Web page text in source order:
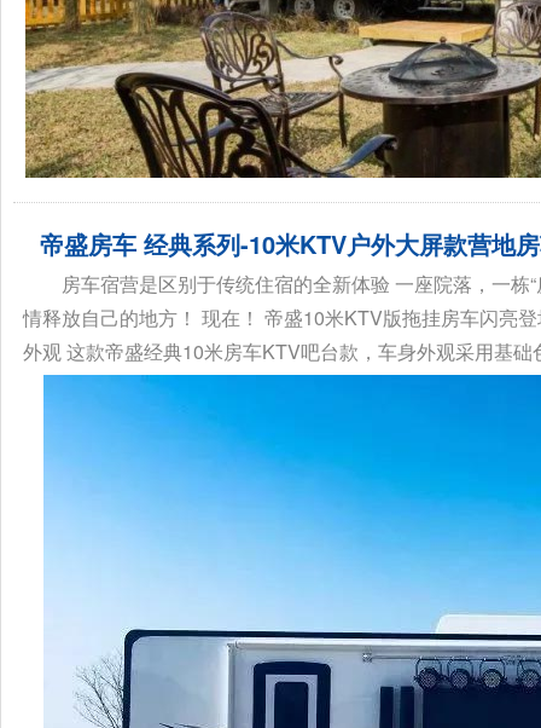
帝盛房车 经典系列-10米KTV户外大屏款营地
房车宿营是区别于传统住宿的全新体验 一座院落，一
情释放自己的地方！ 现在！ 帝盛10米KTV版拖挂房车闪亮
外观 这款帝盛经典10米房车KTV吧台款，车身外观采用基础